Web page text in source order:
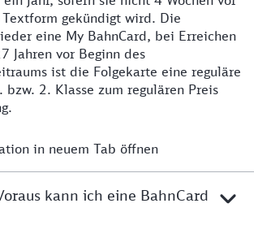
gekündigt wird. Die
eine My BahnCard, bei Erreichen
Jahren vor Beginn des
ist die Folgekarte eine reguläre
bzw. 2. Klasse zum regulären Preis
in neuem Tab öffnen
kann ich eine BahnCard